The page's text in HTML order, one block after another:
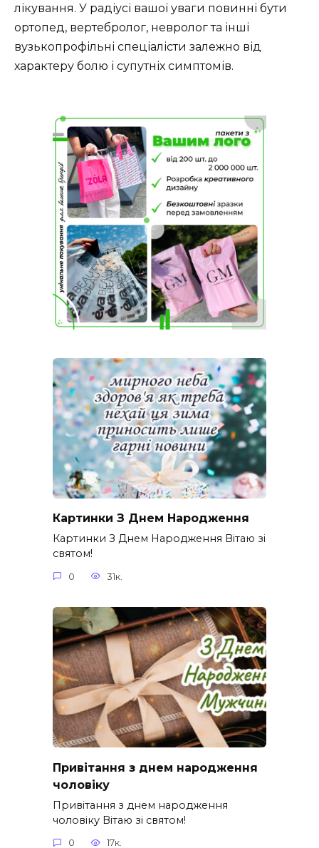
лікування. У радіусі вашої уваги повинні бути
ортопед, вертебролог, невролог та інші
вузькопрофільні спеціалісти залежно від
характеру болю і супутніх симптомів.
Картинки З Днем Народження
Картинки З Днем Народження Вітаю зі
святом!
0 31к.
Привітання з днем народження
чоловіку
Привітання з днем народження
чоловіку Вітаю зі святом!
0 17к.